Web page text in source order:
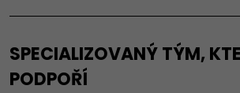
SPECIALIZOVANÝ TÝM,
PODPOŘÍ